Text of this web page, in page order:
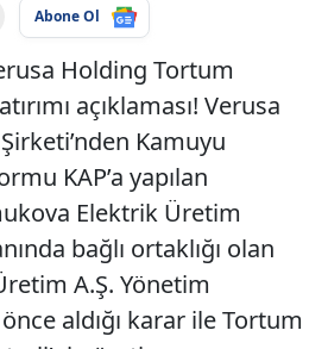
Abone Ol
Holding Tortum
açıklaması! Verusa
Kamuyu
KAP’a yapılan
Elektrik Üretim
bağlı ortaklığı olan
A.Ş. Yönetim
aldığı karar ile Tortum